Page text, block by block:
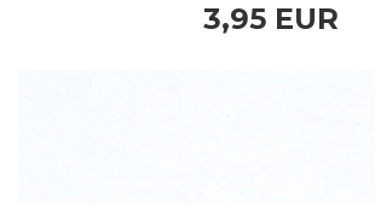
3,95 EUR